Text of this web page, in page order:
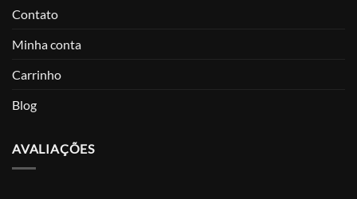
Contato
Minha conta
Carrinho
Blog
AVALIAÇÕES